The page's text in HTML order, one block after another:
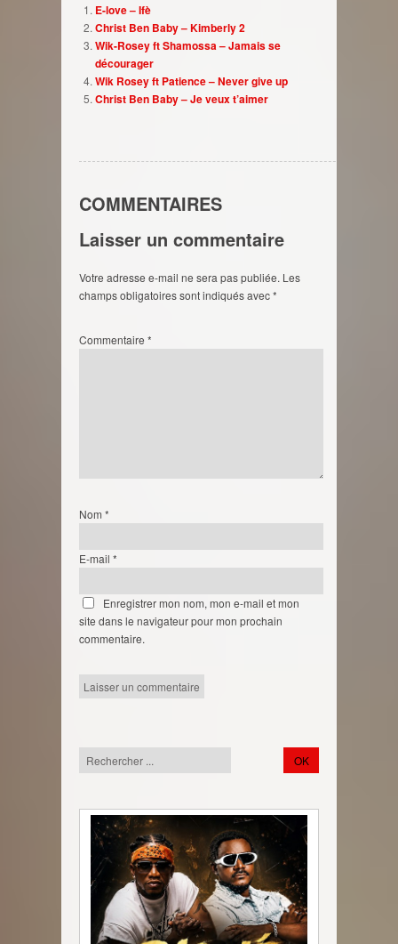
E-love – Ifè
Christ Ben Baby – Kimberly 2
Wik-Rosey ft Shamossa – Jamais se
décourager
Wik Rosey ft Patience – Never give up
Christ Ben Baby – Je veux t’aimer
COMMENTAIRES
Laisser un commentaire
Votre adresse e-mail ne sera pas publiée. Les
champs obligatoires sont indiqués avec*
Commentaire *
Nom *
E-mail *
Enregistrer mon nom, mon e-mail et mon
site dans le navigateur pour mon prochain
commentaire.